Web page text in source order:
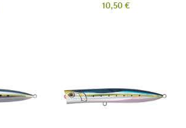
Prix
10,50 €